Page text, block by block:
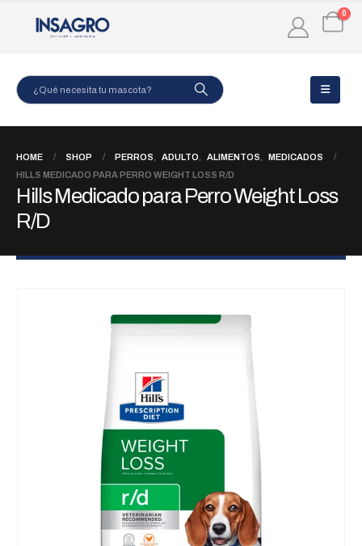
0
HOME SHOP PERROS ADULTO ALIMENTOS
MEDICADOS
HILLS MEDICADO PARA PERRO WEIGHT LOSS R/D
Hills Medicado para Perro Weight Loss
R/D